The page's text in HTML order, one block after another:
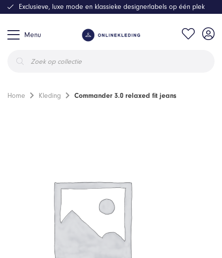
Menu
zoeken
Exclusieve, luxe mode en klassieke designerlabels op één plek
Home Kleding Commander 3.0 relaxed fit jeans